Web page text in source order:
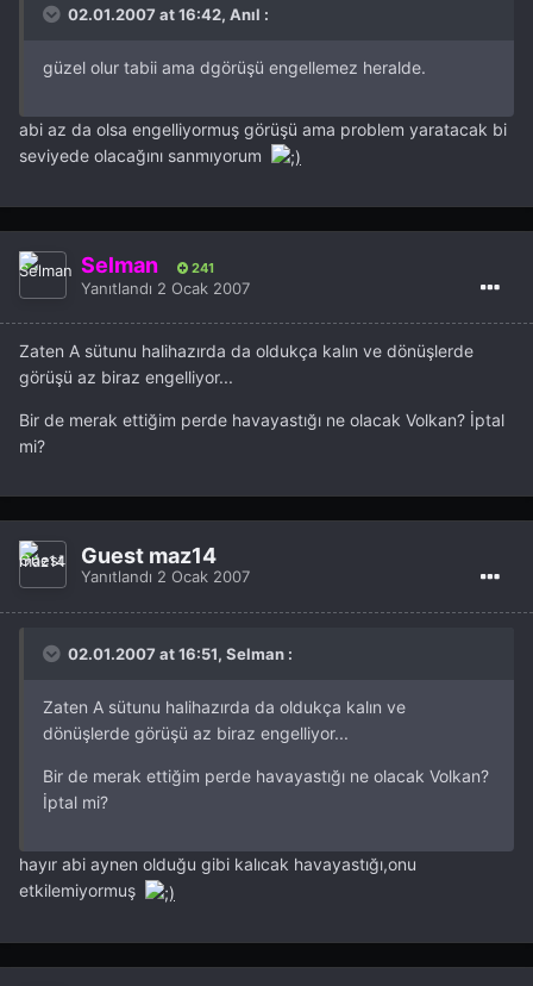
02.01.2007 at 16:42, Anıl :
güzel olur tabii ama dgörüşü engellemez heralde.
abi az da olsa engelliyormuş görüşü ama problem yaratacak bi
seviyede olacağını sanmıyorum
Selman 241
Yanıtlandı 2 Ocak 2007
Zaten A sütunu halihazırda da oldukça kalın ve dönüşlerde
görüşü az biraz engelliyor...
Bir de merak ettiğim perde havayastığı ne olacak Volkan? İptal
mi?
Guest maz14
Yanıtlandı 2 Ocak 2007
02.01.2007 at 16:51, Selman :
Zaten A sütunu halihazırda da oldukça kalın ve
dönüşlerde görüşü az biraz engelliyor...
Bir de merak ettiğim perde havayastığı ne olacak Volkan?
İptal mi?
hayır abi aynen olduğu gibi kalıcak havayastığı,onu
etkilemiyormuş